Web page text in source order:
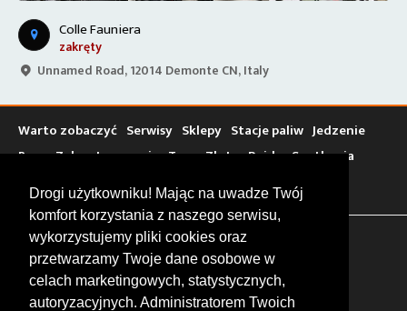
Drogi użytkowniku! Mając na uwadze Twój
komfort korzystania z naszego serwisu,
wykorzystujemy pliki cookies oraz
przetwarzamy Twoje dane osobowe w
celach marketingowych, statystycznych,
autoryzacyjnych. Administratorem Twoich
Colle Fauniera
zakręty
Unnamed Road, 12014 Demonte CN, Italy
Warto zobaczyć Serwisy Sklepy Stacje paliw Jedzenie
Bary Zakwaterowanie Tory Zloty Rajdy Spotkania
Targi
Giełdy Szkolenia
FOLLOW US